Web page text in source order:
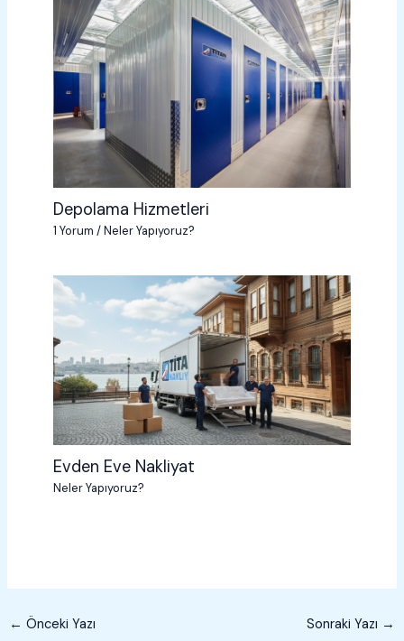
Depolama Hizmetleri
1 Yorum /Neler Yapıyoruz?
Evden Eve Nakliyat
Neler Yapıyoruz?
← Önceki Yazı Sonraki Yazı →